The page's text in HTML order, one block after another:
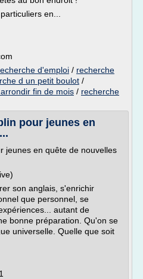
en...
d'emploi / recherche
d un petit boulot /
fin de mois / recherche
pour jeunes en
jeunes en quête de nouvelles
son anglais, s'enrichir
que personnel, se
autant de
bonne préparation. Qu'on se
universelle. Quelle que soit